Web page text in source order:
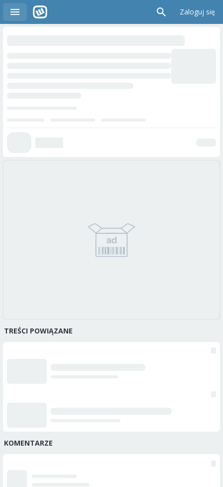
Zaloguj się
TREŚCI POWIĄZANE
KOMENTARZE